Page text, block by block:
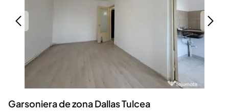
Servicii
Animale de companie
Afaceri și echipamente profesionale
Inchiriere Bunuri si Vehicule
Utilaje agricole si industriale
Piese auto si accesorii
Garsoniera de zona Dallas Tulcea